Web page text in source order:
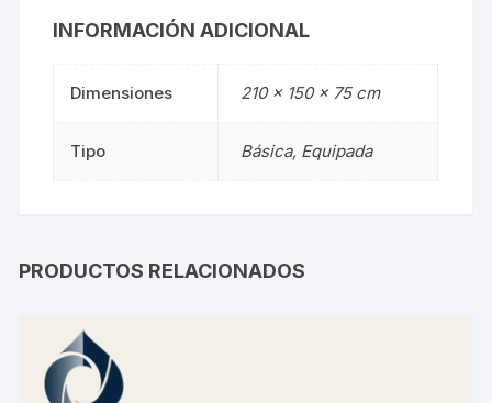
INFORMACIÓN ADICIONAL
Dimensiones 210 × 150 × 75 cm
Tipo Básica, Equipada
PRODUCTOS RELACIONADOS